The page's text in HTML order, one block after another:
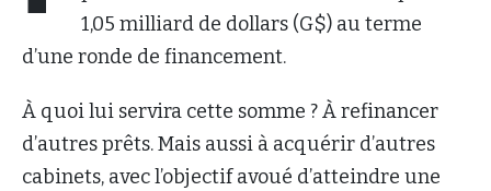
1,05 milliard de dollars (G$) au terme
d’une ronde de financement.
À quoi lui servira cette somme ? À refinancer
d’autres prêts. Mais aussi à acquérir d’autres
cabinets, avec l’objectif avoué d’atteindre une